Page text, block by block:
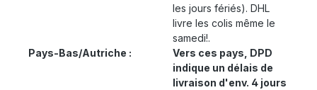
les jours fériés). DHL
livre les colis même le
samedi!.
Pays-Bas/Autriche :
Vers ces pays, DPD
indique un délais de
livraison d'env. 4 jours